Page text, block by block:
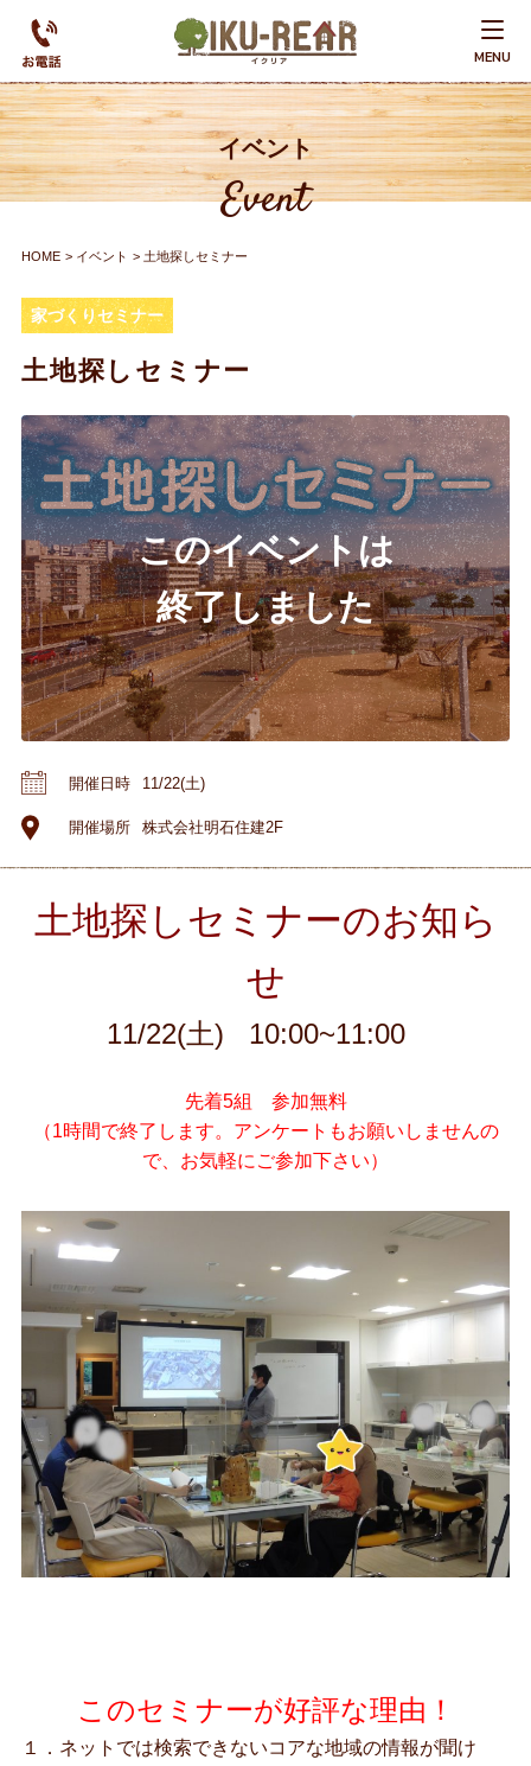
MENU
イベント
Event
HOME イベント 土地探しセミナー
家づくりセミナー
土地探しセミナー
開催日時 11/22(土)
開催場所 株式会社明石住建2F
土地探しセミナーのお知ら
せ
11/22(土) 10:00~11:00
先着5組 参加無料
（1時間で終了します。アンケートもお願いしませんの
で、お気軽にご参加下さい）
このセミナーが好評な理由！
１．ネットでは検索できないコアな地域の情報が聞け